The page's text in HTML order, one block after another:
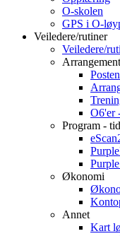
O-skolen
GPS i O-
Veiledere/rutiner
Veiledere/
Arrangement
O6'er
Program -
Økonomi
Annet
Kart